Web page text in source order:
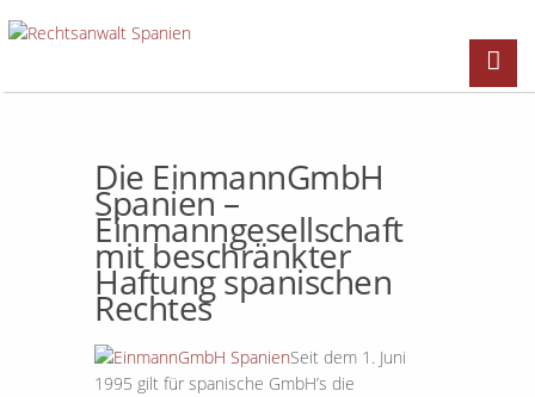
Die EinmannGmbH
Spanien –
Einmanngesellschaft
mit beschränkter
Haftung spanischen
Rechtes
Seit dem 1. Juni
1995 gilt für spanische GmbH’s die